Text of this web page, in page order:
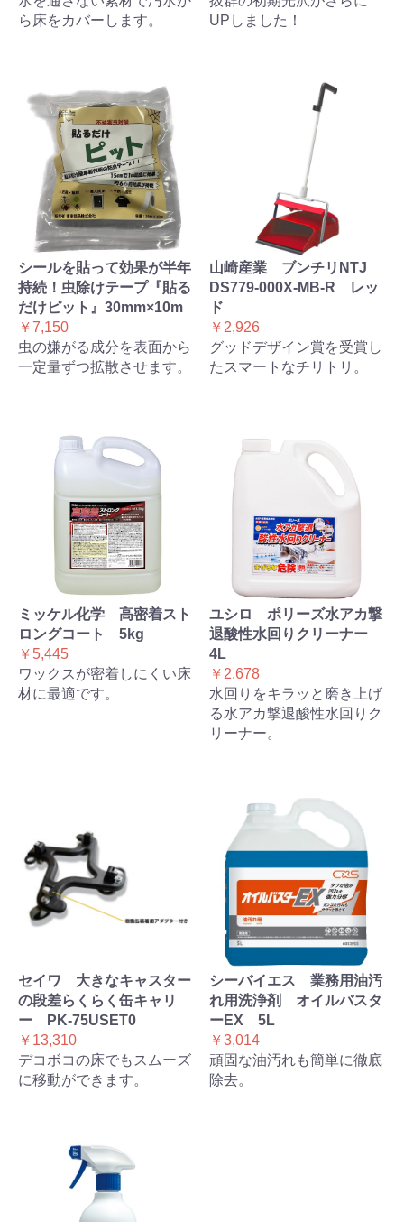
ら床をカバーします。
UPしました！
シールを貼って効果が半年
持続！虫除けテープ『貼る
だけピット』30mm×10m
￥7,150
虫の嫌がる成分を表面から
一定量ずつ拡散させます。
山崎産業 ブンチリNTJ
DS779-000X-MB-R レッ
ド
￥2,926
グッドデザイン賞を受賞し
たスマートなチリトリ。
ミッケル化学 高密着スト
ロングコート 5kg
￥5,445
ワックスが密着しにくい床
材に最適です。
ユシロ ポリーズ水アカ撃
退酸性水回りクリーナー
4L
￥2,678
水回りをキラッと磨き上げ
る水アカ撃退酸性水回りク
リーナー。
セイワ 大きなキャスター
の段差らくらく缶キャリ
ー PK-75USET0
￥13,310
デコボコの床でもスムーズ
に移動ができます。
シーバイエス 業務用油汚
れ用洗浄剤 オイルバスタ
ーEX 5L
￥3,014
頑固な油汚れも簡単に徹底
除去。